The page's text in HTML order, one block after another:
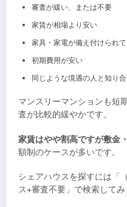
審査が緩い、または不要
家賃が相場より安い
家具・家電が備え付けられ
初期費用が安い
同じような境遇の人と知り
マンスリーマンションも短
査が比較的緩やかです。
家賃はやや割高ですが敷金
額制のケースが多いです。
シェアハウスを探すには「
ス+審査不要」で検索してみ